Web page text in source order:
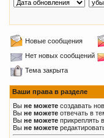
Новые сообщения
Нет новых сообщений
Тема закрыта
Ваши права в разделе
Вы не можете создавать
Вы не можете отвечать в
Вы не можете прикреплять
Вы не можете